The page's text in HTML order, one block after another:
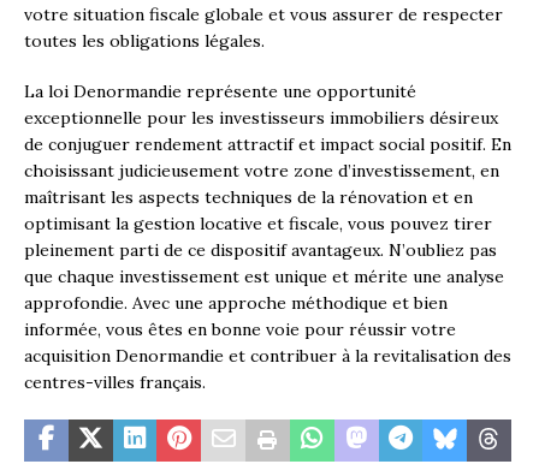
votre situation fiscale globale et vous assurer de respecter
toutes les obligations légales.
La loi Denormandie représente une opportunité
exceptionnelle pour les investisseurs immobiliers désireux
de conjuguer rendement attractif et impact social positif. En
choisissant judicieusement votre zone d’investissement, en
maîtrisant les aspects techniques de la rénovation et en
optimisant la gestion locative et fiscale, vous pouvez tirer
pleinement parti de ce dispositif avantageux. N’oubliez pas
que chaque investissement est unique et mérite une analyse
approfondie. Avec une approche méthodique et bien
informée, vous êtes en bonne voie pour réussir votre
acquisition Denormandie et contribuer à la revitalisation des
centres-villes français.